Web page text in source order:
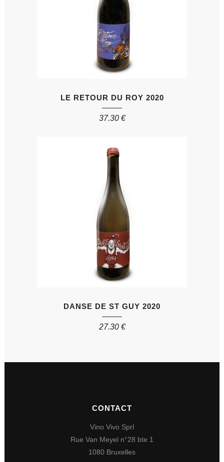
LE RETOUR DU ROY 2020
37.30 €
DANSE DE ST GUY 2020
27.30 €
CONTACT
Vino Vivo Sprl
Rue Van Meyel n°28 bte 1
1080 Bruxelles